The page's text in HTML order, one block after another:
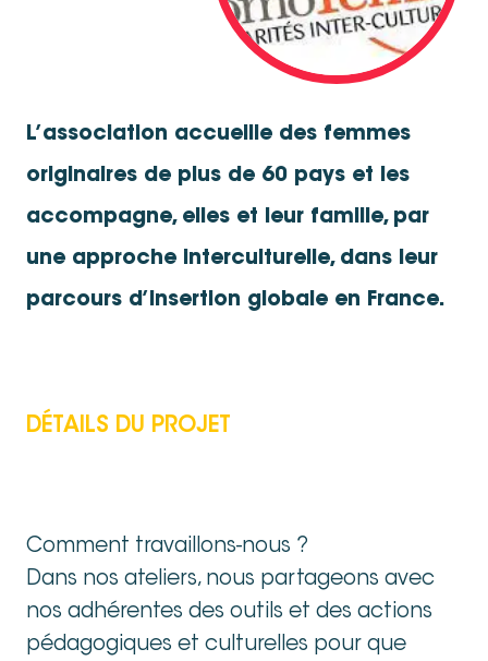
L’association accueille des femmes
originaires de plus de 60 pays et les
accompagne, elles et leur famille, par
une approche interculturelle, dans leur
parcours d’insertion globale en France.
DÉTAILS DU PROJET
Comment travaillons-nous ?
Dans nos ateliers, nous partageons avec
nos adhérentes des outils et des actions
pédagogiques et culturelles pour que